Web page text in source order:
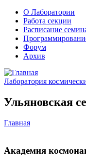
О Лаборатории
Работа секции
Расписание
Форум
Архив
Лаборатория
Ульяновская
Главная
Академия